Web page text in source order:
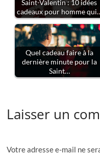
Saint-Valentin : 10 idées
cadeaux pour homme
Quel cadeau faire à la
dernière minute pour la
Saint…
Laisser un
Votre adresse e-mail ne